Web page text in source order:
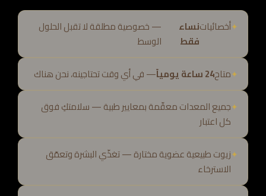
أخصائياتنساء
فقط
— خصوصية مطلقة لا تقبل الحلول
الوسط
متاح24 ساعة يومياً
— في أي وقت تحتاجينه، نحن هناك
جميع المعدات معقّمة بمعايير طبية — سلامتكِ فوق
كل اعتبار
زيوت طبيعية عضوية مختارة — تغذّي البشرة وتعمّق
الاسترخاء